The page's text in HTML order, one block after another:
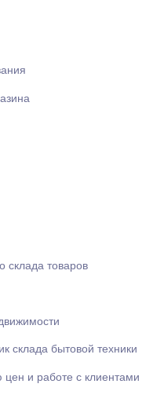
склада товаров
склада бытовой техники
и работе с клиентами